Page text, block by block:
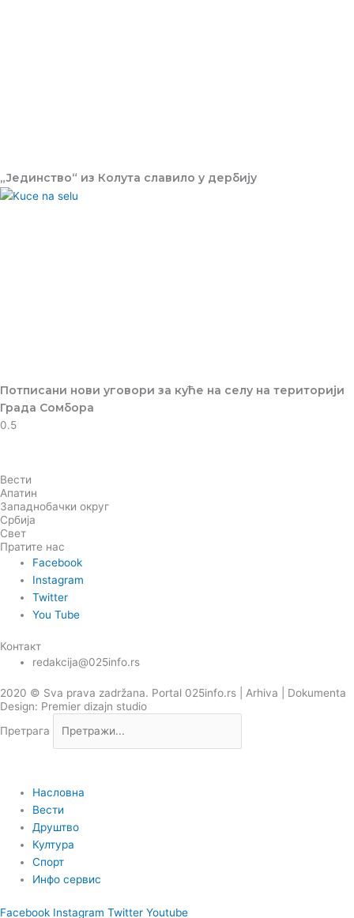
„Јединство“ из Колута славило у дербију
Потписани нови уговори за куће на селу на територији
Града Сомбора
Вести
Апатин
Западнобачки округ
Србија
Свет
Пратите нас
Facebook
Instagram
Twitter
You Tube
Контакт
redakcija@025info.rs
2020 © Sva prava zadržana. Portal 025info.rs | Arhiva
Dokumenta
Design: Premier dizajn studio
Претрага
Насловна
Вести
Друштво
Култура
Спорт
Инфо сервис
Facebook Instagram Twitter Youtube